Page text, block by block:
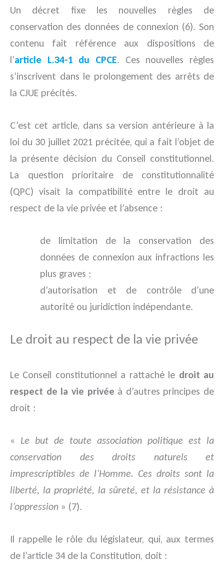
Un décret fixe les nouvelles règles de
conservation des données de connexion (6). Son
contenu fait référence aux dispositions de
l’article L.34-1 du CPCE. Ces nouvelles règles
s’inscrivent dans le prolongement des arrêts de
la CJUE précités.
C’est cet article, dans sa version antérieure à la
loi du 30 juillet 2021 précitée, qui a fait l’objet de
la présente décision du Conseil constitutionnel.
La question prioritaire de constitutionnalité
(QPC) visait la compatibilité entre le droit au
respect de la vie privée et l’absence :
de limitation de la conservation des
données de connexion aux infractions les
plus graves ;
d’autorisation et de contrôle d’une
autorité ou juridiction indépendante.
Le droit au respect de la vie privée
Le Conseil constitutionnel a rattaché le droit au
respect de la vie privée à d’autres principes de
droit :
« Le but de toute association politique est la
conservation des droits naturels et
imprescriptibles de l’Homme. Ces droits sont la
liberté, la propriété, la sûreté, et la résistance à
l’oppression » (7).
Il rappelle le rôle du législateur, qui, aux termes
de l’article 34 de la Constitution, doit :